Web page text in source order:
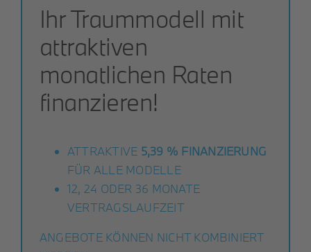
Ihr Traummodell mit
attraktiven
monatlichen Raten
finanzieren!
ATTRAKTIVE 5,39 % FINANZIERUNG
FÜR ALLE MODELLE
12, 24 ODER 36 MONATE
VERTRAGSLAUFZEIT
ANGEBOTE KÖNNEN NICHT KOMBINIERT